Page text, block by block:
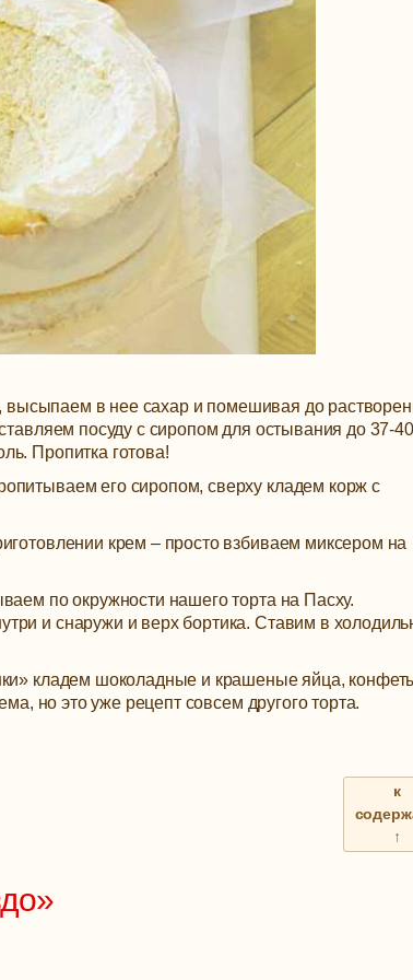
высыпаем в нее сахар и помешивая до
посуду с сиропом для остывания до 37-40
Пропитка готова!
его сиропом, сверху кладем корж с
крем – просто взбиваем миксером на
по окружности нашего торта на Пасху.
и снаружи и верх бортика. Ставим в
кладем шоколадные и крашеные яйца,
но это уже рецепт совсем другого торта.
к
↑